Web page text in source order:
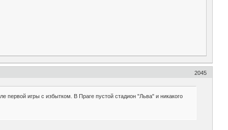
2045
первой игры с избытком. В Праге пустой стадион "Льва" и никакого